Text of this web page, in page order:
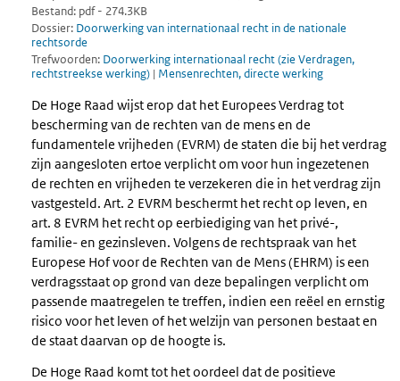
Bestand: pdf - 274.3KB
Dossier: Doorwerking van internationaal recht in de nationale
rechtsorde
Trefwoorden: Doorwerking internationaal recht (zie Verdragen,
rechtstreekse werking) | Mensenrechten, directe werking
De Hoge Raad wijst erop dat het Europees Verdrag tot
bescherming van de rechten van de mens en de
fundamentele vrijheden (EVRM) de staten die bij het verdrag
zijn aangesloten ertoe verplicht om voor hun ingezetenen
de rechten en vrijheden te verzekeren die in het verdrag zijn
vastgesteld. Art. 2 EVRM beschermt het recht op leven, en
art. 8 EVRM het recht op eerbiediging van het privé-,
familie- en gezinsleven. Volgens de rechtspraak van het
Europese Hof voor de Rechten van de Mens (EHRM) is een
verdragsstaat op grond van deze bepalingen verplicht om
passende maatregelen te treffen, indien een reëel en ernstig
risico voor het leven of het welzijn van personen bestaat en
de staat daarvan op de hoogte is.
De Hoge Raad komt tot het oordeel dat de positieve